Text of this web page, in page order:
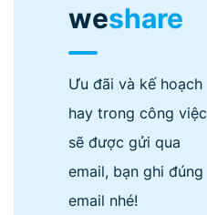
weshare
Ưu đãi và kế hoạch
hay trong công việc
sẽ được gửi qua
email, bạn ghi đúng
email nhé!